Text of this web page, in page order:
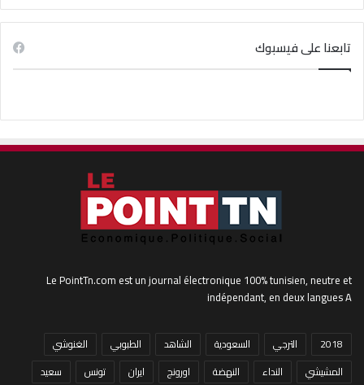
تابعنا على فيسبوك
Le PointTn.com est un journal électronique 100% tunisien, neutre et
indépendant, en deux langues A
2018 الترجي السعودية الشاهد الطبوبي
الغنوشي
المشيشي
النداء النهضة اورونج ايران تونس
سعيد